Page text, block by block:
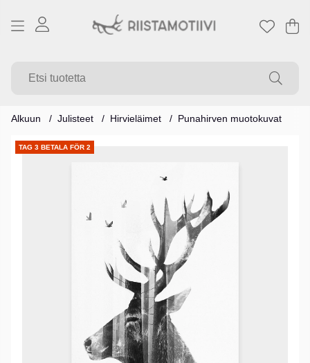
.
Alkuun Julisteet Hirvieläimet Punahirven muotokuvat
TAG 3 BETALA FÖR 2
Tuotekuvat